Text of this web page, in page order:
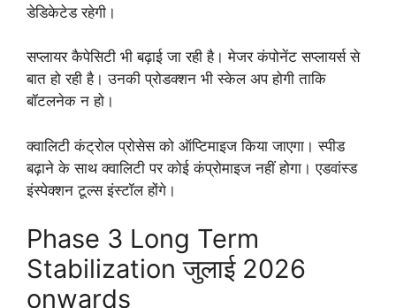
डेडिकेटेड रहेगी।
सप्लायर कैपेसिटी भी बढ़ाई जा रही है। मेजर कंपोनेंट सप्लायर्स से
बात हो रही है। उनकी प्रोडक्शन भी स्केल अप होगी ताकि
बॉटलनेक न हो।
क्वालिटी कंट्रोल प्रोसेस को ऑप्टिमाइज किया जाएगा। स्पीड
बढ़ाने के साथ क्वालिटी पर कोई कंप्रोमाइज नहीं होगा। एडवांस्ड
इंस्पेक्शन टूल्स इंस्टॉल होंगे।
Phase 3 Long Term
Stabilization जुलाई 2026
onwards